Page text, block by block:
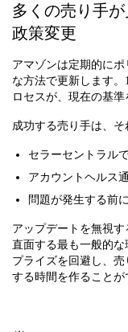
多くの売り手
政策変更
アマゾンは定期的に
な方法で更新します
ロセスが、現在の基準
成功する売り手は、そ
セラーセントラル
アカウントヘルス
問題が発生する前
アップデートを無視
直面する最も一般的
プライズを回避し、
する時間を作ることが